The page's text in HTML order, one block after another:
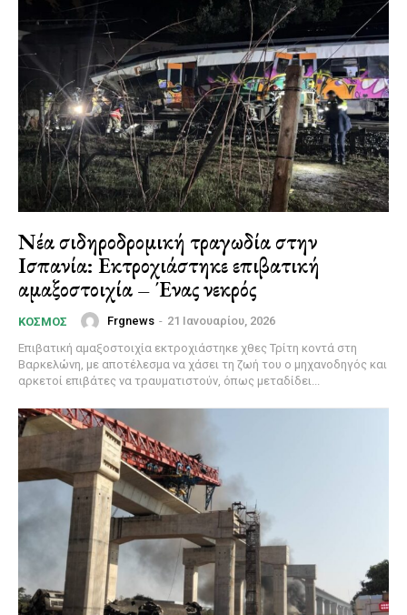
Νέα σιδηροδρομική τραγωδία στην
Ισπανία: Εκτροχιάστηκε επιβατική
αμαξοστοιχία – Ένας νεκρός
ΚΌΣΜΟΣ Frgnews - 21 Ιανουαρίου, 2026
Επιβατική αμαξοστοιχία εκτροχιάστηκε χθες Τρίτη κοντά στη
Βαρκελώνη, με αποτέλεσμα να χάσει τη ζωή του ο μηχανοδηγός και
αρκετοί επιβάτες να τραυματιστούν, όπως μεταδίδει...